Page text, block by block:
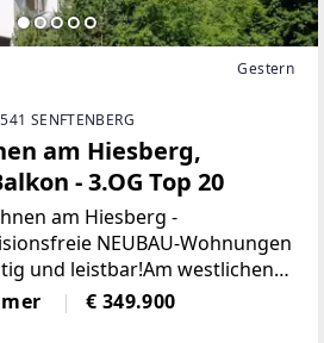
Gestern
SENFTENBERG
am Hiesberg,
- 3.OG Top 20
am Hiesberg -
NEUBAU-Wohnungen
und leistbar!Am westlichen
Marktgemeinde
von grünen Hügeln und
€ 349.900